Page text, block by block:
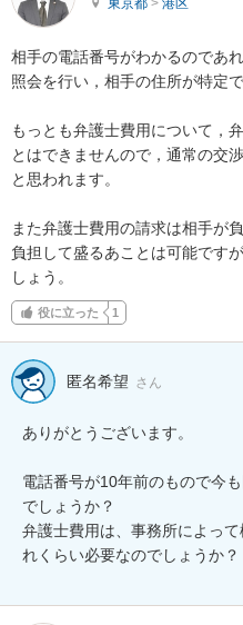
相手の電話番号がわかるのであ
照会を行い，相手の住所が特定
もっとも弁護士費用について，
とはできませんので，通常の交
と思われます。
また弁護士費用の請求は相手が
負担して盛るあことは可能です
しょう。
役に立った 1
匿名希望 さん
ありがとうございます。
電話番号が10年前のもので今
でしょうか？
弁護士費用は、事務所によっ